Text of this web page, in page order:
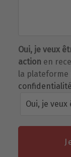
Oui, je veux
action en
la plateforme
Oui, je